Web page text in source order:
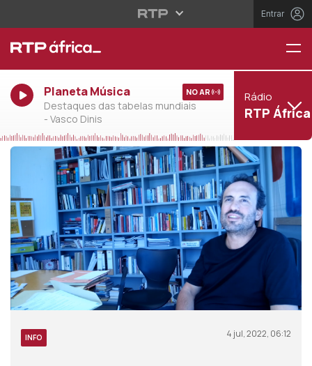
Entrar
Planeta Música
Destaques das tabelas mundiais
- Vasco Dinis
NO AR Rádio
RTP África
INFO 4 jul, 2022, 06:12